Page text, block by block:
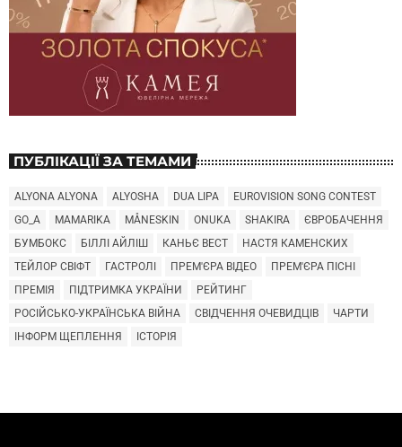
ПУБЛІКАЦІЇ ЗА ТЕМАМИ
ALYONA ALYONA ALYOSHA DUA LIPA
EUROVISION SONG CONTEST
GO_A
MAMARIKA MÅNESKIN ONUKA SHAKIRA
ЄВРОБАЧЕННЯ
БУМБОКС
БІЛЛІ АЙЛІШ КАНЬЄ ВЕСТ
НАСТЯ КАМЕНСКИХ
ТЕЙЛОР СВІФТ
ГАСТРОЛІ ПРЕМ'ЄРА ВІДЕО
ПРЕМ'ЄРА ПІСНІ
ПРЕМІЯ
ПІДТРИМКА УКРАЇНИ
РЕЙТИНГ
РОСІЙСЬКО-УКРАЇНСЬКА ВІЙНА
СВІДЧЕННЯ ОЧЕВИДЦІВ
ЧАРТИ
ІНФОРМ ЩЕПЛЕННЯ
ІСТОРІЯ